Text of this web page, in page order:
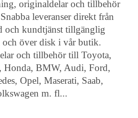
originaldelar och tillbehör
leveranser direkt från
och kundtjänst tillgänglig
över disk i vår butik.
och tillbehör till Toyota,
Honda, BMW, Audi, Ford,
Opel, Maserati, Saab,
m. fl...